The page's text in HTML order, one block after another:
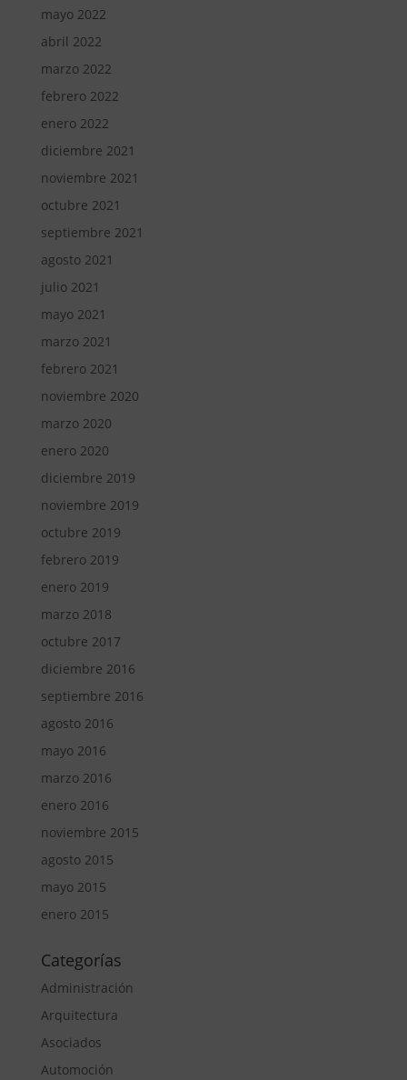
mayo 2022
abril 2022
marzo 2022
febrero 2022
enero 2022
diciembre 2021
noviembre 2021
octubre 2021
septiembre 2021
agosto 2021
julio 2021
mayo 2021
marzo 2021
febrero 2021
noviembre 2020
marzo 2020
enero 2020
diciembre 2019
noviembre 2019
octubre 2019
febrero 2019
enero 2019
marzo 2018
octubre 2017
diciembre 2016
septiembre 2016
agosto 2016
mayo 2016
marzo 2016
enero 2016
noviembre 2015
agosto 2015
mayo 2015
enero 2015
Categorías
Administración
Arquitectura
Asociados
Automoción